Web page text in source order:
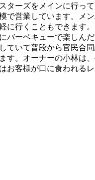
ターズをメインに行
で営業しています。
に行くこともできます
バーベキューで楽し
ていて普段から官民合
す。オーナーの小林は
客様が口に食われる